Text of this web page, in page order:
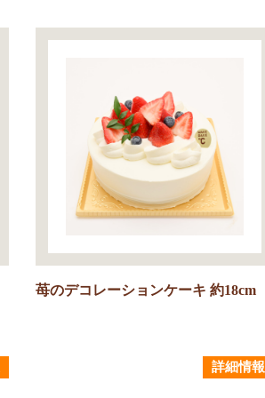
苺のデコレーションケーキ 約18cm
詳細情報